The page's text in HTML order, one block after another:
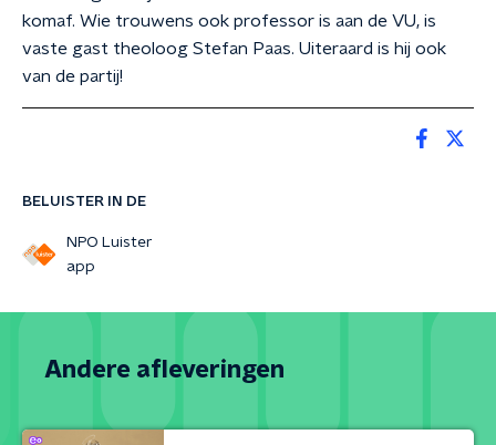
BELUISTER IN DE
NPO Luister
app
komaf. Wie trouwens ook professor is aan de VU, is
vaste gast theoloog Stefan Paas. Uiteraard is hij ook
van de partij!
Andere afleveringen